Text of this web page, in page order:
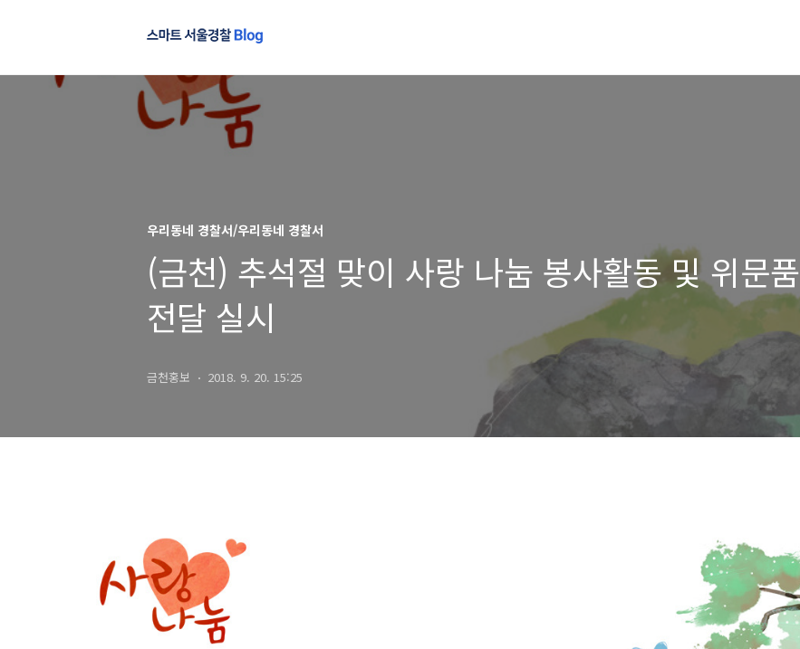
우리동네 경찰서/우리동네 경찰서
(금천) 추석절 맞이 사랑 나눔 봉사활동 및 위문품
전달 실시
금천홍보 2018. 9. 20. 15:25